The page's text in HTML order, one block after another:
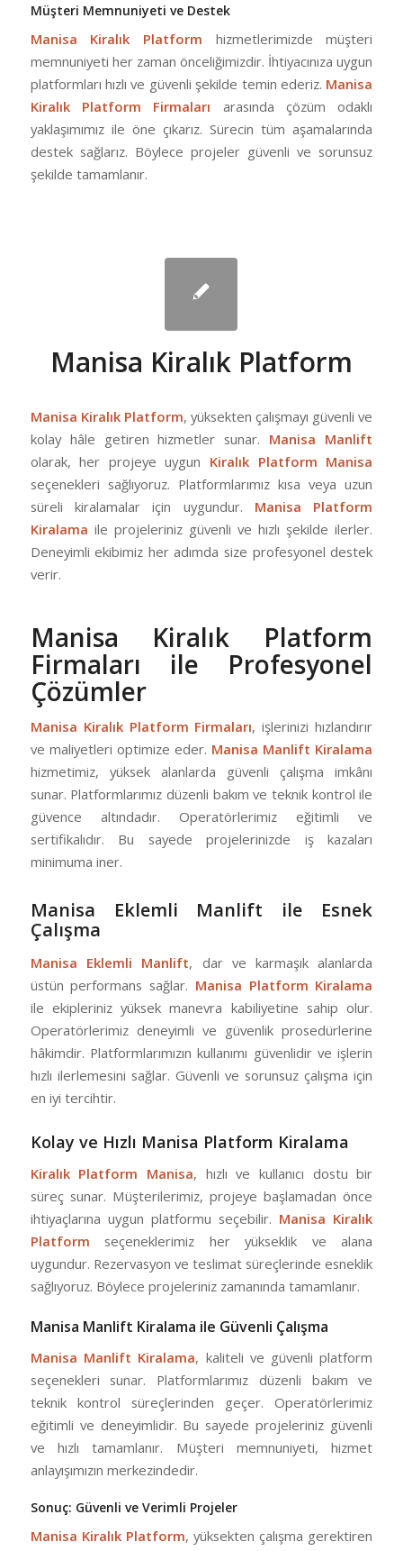
Müşteri Memnuniyeti ve Destek
Manisa Kiralık Platform hizmetlerimizde müşteri
memnuniyeti her zaman önceliğimizdir. İhtiyacınıza uygun
platformları hızlı ve güvenli şekilde temin ederiz. Manisa
Kiralık Platform Firmaları arasında çözüm odaklı
yaklaşımımız ile öne çıkarız. Sürecin tüm aşamalarında
destek sağlarız. Böylece projeler güvenli ve sorunsuz
şekilde tamamlanır.
Manisa Kiralık Platform
Manisa Kiralık Platform, yüksekten çalışmayı güvenli ve
kolay hâle getiren hizmetler sunar. Manisa Manlift
olarak, her projeye uygun Kiralık Platform Manisa
seçenekleri sağlıyoruz. Platformlarımız kısa veya uzun
süreli kiralamalar için uygundur. Manisa Platform
Kiralama ile projeleriniz güvenli ve hızlı şekilde ilerler.
Deneyimli ekibimiz her adımda size profesyonel destek
verir.
Manisa Kiralık Platform
Firmaları ile Profesyonel
Çözümler
Manisa Kiralık Platform Firmaları, işlerinizi hızlandırır
ve maliyetleri optimize eder. Manisa Manlift Kiralama
hizmetimiz, yüksek alanlarda güvenli çalışma imkânı
sunar. Platformlarımız düzenli bakım ve teknik kontrol ile
güvence altındadır. Operatörlerimiz eğitimli ve
sertifikalıdır. Bu sayede projelerinizde iş kazaları
minimuma iner.
Manisa Eklemli Manlift ile Esnek
Çalışma
Manisa Eklemli Manlift, dar ve karmaşık alanlarda
üstün performans sağlar. Manisa Platform Kiralama
ile ekipleriniz yüksek manevra kabiliyetine sahip olur.
Operatörlerimiz deneyimli ve güvenlik prosedürlerine
hâkimdir. Platformlarımızın kullanımı güvenlidir ve işlerin
hızlı ilerlemesini sağlar. Güvenli ve sorunsuz çalışma için
en iyi tercihtir.
Kolay ve Hızlı Manisa Platform Kiralama
Kiralık Platform Manisa, hızlı ve kullanıcı dostu bir
süreç sunar. Müşterilerimiz, projeye başlamadan önce
ihtiyaçlarına uygun platformu seçebilir. Manisa Kiralık
Platform seçeneklerimiz her yükseklik ve alana
uygundur. Rezervasyon ve teslimat süreçlerinde esneklik
sağlıyoruz. Böylece projeleriniz zamanında tamamlanır.
Manisa Manlift Kiralama ile Güvenli Çalışma
Manisa Manlift Kiralama, kaliteli ve güvenli platform
seçenekleri sunar. Platformlarımız düzenli bakım ve
teknik kontrol süreçlerinden geçer. Operatörlerimiz
eğitimli ve deneyimlidir. Bu sayede projeleriniz güvenli
ve hızlı tamamlanır. Müşteri memnuniyeti, hizmet
anlayışımızın merkezindedir.
Sonuç: Güvenli ve Verimli Projeler
Manisa Kiralık Platform, yüksekten çalışma gerektiren